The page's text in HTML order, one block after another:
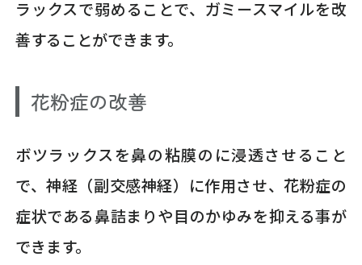
ラックスで弱めることで、ガミースマイルを改
善することができます。
花粉症の改善
ボツラックスを鼻の粘膜のに浸透させること
で、神経（副交感神経）に作用させ、花粉症の
症状である鼻詰まりや目のかゆみを抑える事が
できます。